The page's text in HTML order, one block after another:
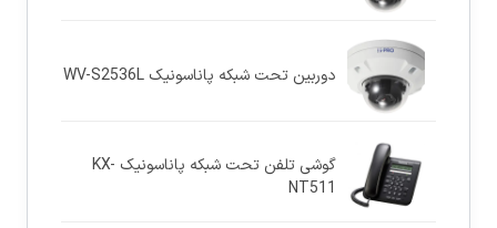
دوربین تحت شبکه پاناسونيک WV-S2536L
گوشی تلفن تحت شبکه پاناسونیک KX-
NT511